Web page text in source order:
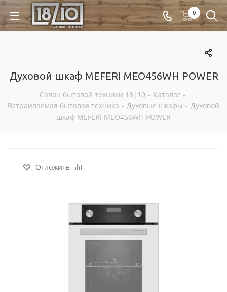
0
Духовой шкаф MEFERI MEO456WH POWER
Салон бытовой техники 18|10 - Каталог -
Встраиваемая бытовая техника - Духовые шкафы - Духовой
шкаф MEFERI MEO456WH POWER
Отложить